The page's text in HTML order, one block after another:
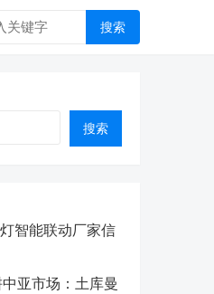
搜索
搜索
智能联动厂家信
中亚市场：土库曼